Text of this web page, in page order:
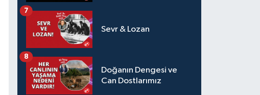
Sevr & Lozan
7
Doğanın Dengesi ve
Can Dostlarımız
8